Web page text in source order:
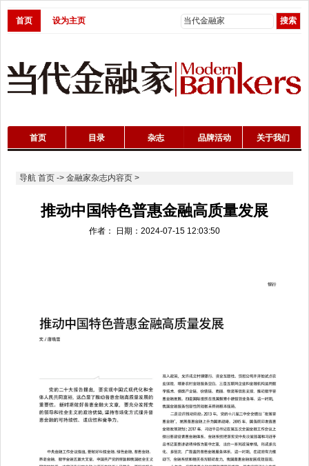
首页 设为主页
首页 目录 杂志 品牌活动 关于我们
导航 首页-> 金融家杂志内容页>
推动中国特色普惠金融高质量发展
作者： 日期：2024-07-15 12:03:50